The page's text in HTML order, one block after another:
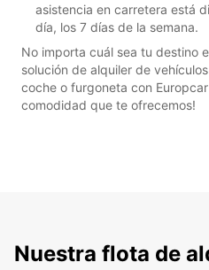
asistencia en carretera está
día, los 7 días de la semana.
No importa cuál sea tu destino
solución de alquiler de
coche o furgoneta con
comodidad que te ofrecemos!
Nuestra flota de